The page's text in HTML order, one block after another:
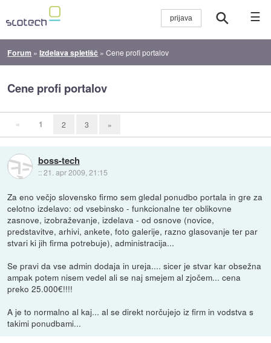
☰
Forum »Izdelava spletišč »Cene profi portalov
Cene profi portalov
« 1 2 3 »
boss-tech
::21. apr 2009, 21:15
Za eno večjo slovensko firmo sem gledal ponudbo portala in gre za
celotno izdelavo: od vsebinsko - funkcionalne ter oblikovne
zasnove, izobraževanje, izdelava - od osnove (novice,
predstavitve, arhivi, ankete, foto galerije, razno glasovanje ter par
stvari ki jih firma potrebuje), administracija...
Se pravi da vse admin dodaja in ureja.... sicer je stvar kar obsežna
ampak potem nisem vedel ali se naj smejem al zjočem... cena
preko 25.000€!!!!
A je to normalno al kaj... al se direkt norčujejo iz firm in vodstva s
takimi ponudbami...